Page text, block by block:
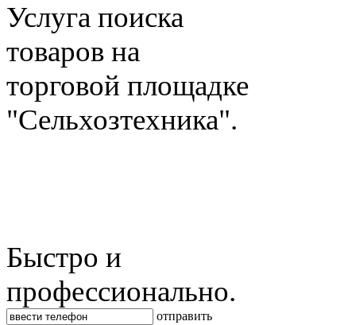
Услуга поиска
товаров на
торговой площадке
"Сельхозтехника".
Быстро и
профессионально.
отправить